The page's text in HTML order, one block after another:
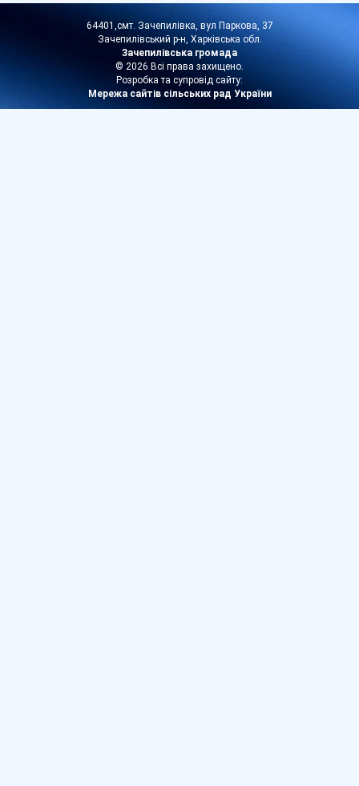
64401,смт. Зачепилівка, вул Паркова, 37
Зачепилівський р-н, Харківська обл.
Зачепилівська громада
© 2026 Всі права захищено.
Розробка та супровід сайту:
Мережа сайтів сільських рад України